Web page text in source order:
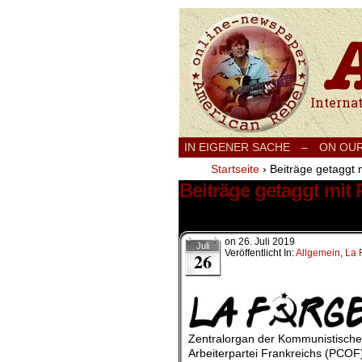
IN EIGENER SACHE – ON
Startseite › Beiträge getaggt
Beiträge getaggt mit
Juli
26
on 26. Juli 2019
Veröffentlicht In:Allgemein, La
Zentralorgan der
Arbeiterpartei Frankreichs